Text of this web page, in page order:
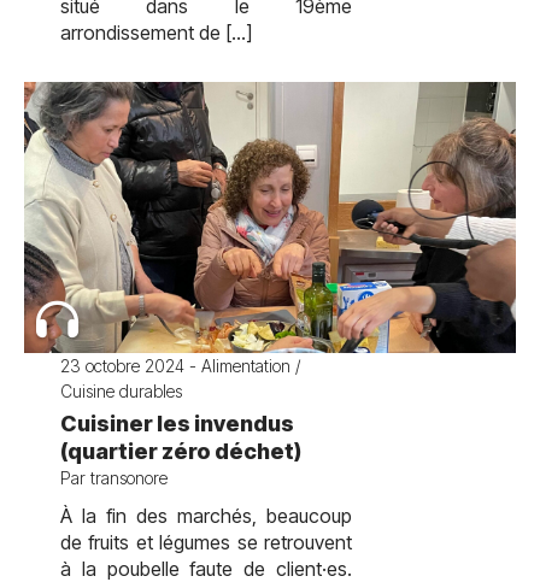
situé dans le 19ème
arrondissement de […]
23 octobre 2024 - Alimentation /
Cuisine durables
Cuisiner les invendus
(quartier zéro déchet)
Par transonore
À la fin des marchés, beaucoup
de fruits et légumes se retrouvent
à la poubelle faute de client·es.